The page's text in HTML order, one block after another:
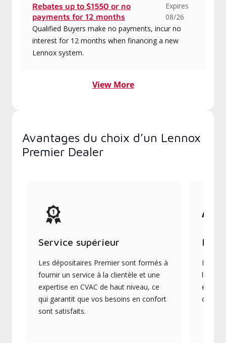
Rebates up to $1550 or no
payments for 12 months
Expires
08/26
Qualified Buyers make no payments, incur no
interest for 12 months when financing a new
Lennox system.
View More
Avantages du choix d’un Lennox
Premier Dealer
Service supérieur
Les dépositaires Premier sont formés à
fournir un service à la clientèle et une
expertise en CVAC de haut niveau, ce
qui garantit que vos besoins en confort
sont satisfaits.
Ils
les
en